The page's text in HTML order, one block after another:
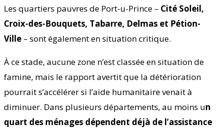
Les quartiers pauvres de Port-u-Prince – Cité Soleil,
Croix-des-Bouquets, Tabarre, Delmas et Pétion-
Ville – sont également en situation critique.
À ce stade, aucune zone n’est classée en situation de
famine, mais le rapport avertit que la détérioration
pourrait s’accélérer si l’aide humanitaire venait à
diminuer. Dans plusieurs départements, au moins un
quart des ménages dépendent déjà de l’assistance